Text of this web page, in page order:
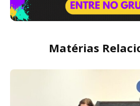
Matérias